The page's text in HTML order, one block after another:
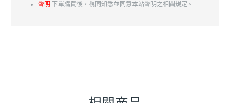
聲明 下單購買後，視同知悉並同意本站聲明之相關規定。